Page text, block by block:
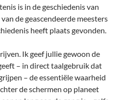
is in de geschiedenis van
de geascendeerde meesters
heeft plaats gevonden.
Ik geef jullie gewoon de
– in direct taalgebruik dat
– de essentiële waarheid
de schermen op planeet